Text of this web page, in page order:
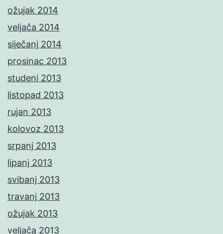
ožujak 2014
veljača 2014
siječanj 2014
prosinac 2013
studeni 2013
listopad 2013
rujan 2013
kolovoz 2013
srpanj 2013
lipanj 2013
svibanj 2013
travanj 2013
ožujak 2013
veljača 2013